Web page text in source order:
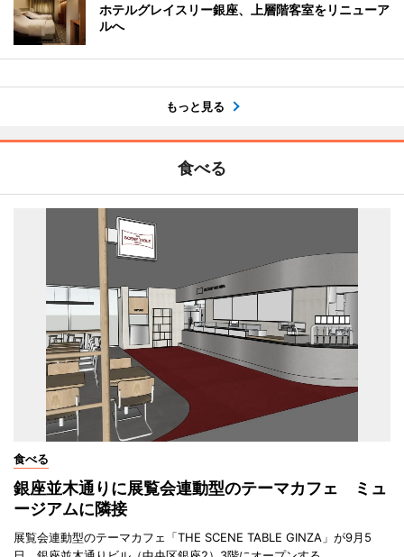
ホテルグレイスリー銀座、上層階客室をリニューア
ルへ
もっと見る
食べる
食べる
銀座並木通りに展覧会連動型のテーマカフェ ミュ
ージアムに隣接
展覧会連動型のテーマカフェ「THE SCENE TABLE GINZA」が9月5